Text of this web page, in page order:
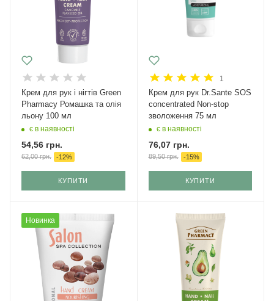
Крем для рук і нігтів Green
Pharmacy Ромашка та олія
льону 100 мл
є в наявності
54,56 грн.
62,00грн. -12%
КУПИТИ
1
Крем для рук Dr.Sante SOS
concentrated Non-stop
зволоження 75 мл
є в наявності
76,07грн.
89,50грн. -15%
КУПИТИ
Новинка